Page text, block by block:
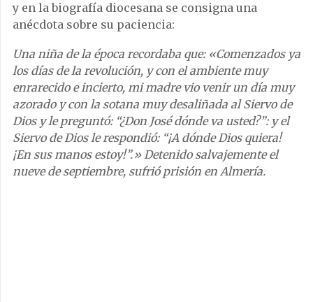
y en la biografía diocesana se consigna una
anécdota sobre su paciencia:
Una niña de la época recordaba que: «Comenzados ya
los días de la revolución, y con el ambiente muy
enrarecido e incierto, mi madre vio venir un día muy
azorado y con la sotana muy desaliñada al Siervo de
Dios y le preguntó: “¿Don José dónde va usted?”: y el
Siervo de Dios le respondió: “¡A dónde Dios quiera!
¡En sus manos estoy!”.» Detenido salvajemente el
nueve de septiembre, sufrió prisión en Almería.